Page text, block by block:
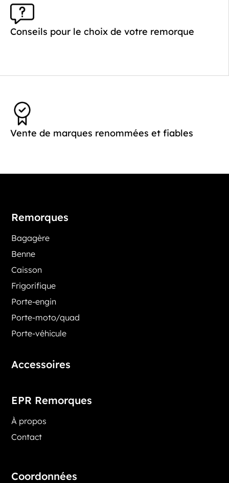
Conseils pour le choix de votre remorque
Vente de marques renommées et fiables
Remorques
Bagagère
Benne
Caisson
Frigorifique
Porte-engin
Porte-moto/quad
Porte-véhicule
Accessoires
EPR Remorques
À propos
Contact
Coordonnées